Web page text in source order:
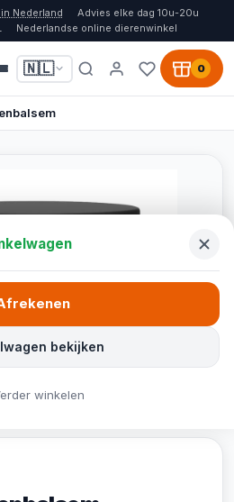
Nederland
Advies elke dag 10u-20u
Nederlandse online dierenwinkel
🇳🇱 0
bekijken
winkelen